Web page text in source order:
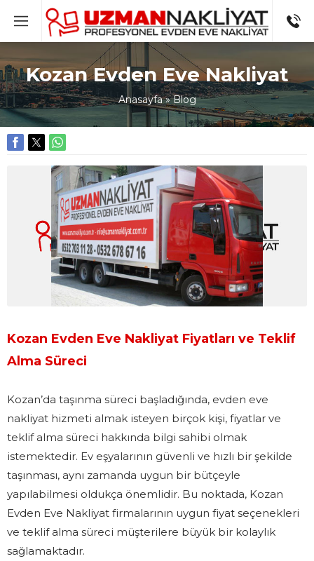
Kozan Evden Eve Nakliyat
Anasayfa»Blog
Kozan Evden Eve Nakliyat Fiyatları ve Teklif
Alma Süreci
Kozan’da taşınma süreci başladığında, evden eve
nakliyat hizmeti almak isteyen birçok kişi, fiyatlar ve
teklif alma süreci hakkında bilgi sahibi olmak
istemektedir. Ev eşyalarının güvenli ve hızlı bir şekilde
taşınması, aynı zamanda uygun bir bütçeyle
yapılabilmesi oldukça önemlidir. Bu noktada, Kozan
Evden Eve Nakliyat firmalarının uygun fiyat seçenekleri
ve teklif alma süreci müşterilere büyük bir kolaylık
sağlamaktadır.